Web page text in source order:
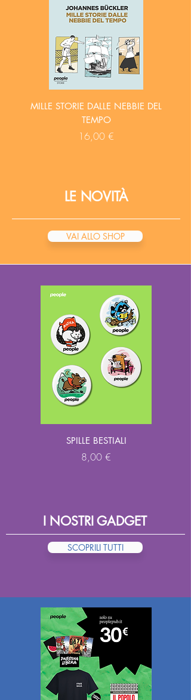
MILLE STORIE DALLE NEBBIE DEL
TEMPO
Prezzo
16,00 €
LE NOVITÀ
VAI ALLO SHOP
SPILLE BESTIALI
Prezzo
8,00 €
I NOSTRI GADGET
SCOPRILI TUTTI